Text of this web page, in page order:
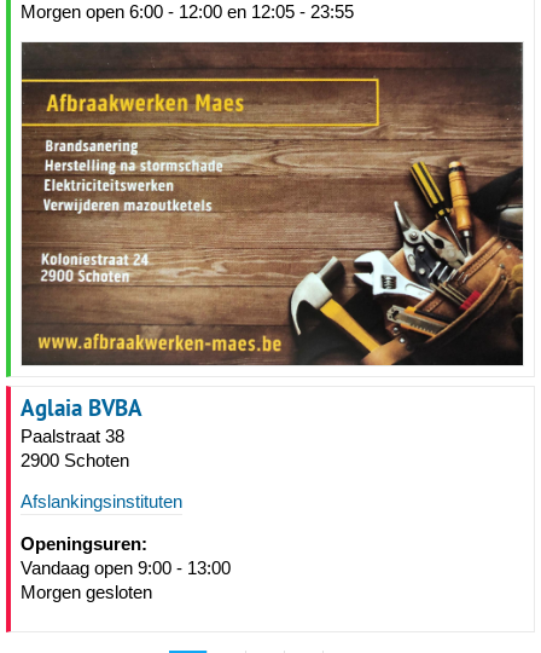
Morgen open 6:00 - 12:00 en 12:05 - 23:55
Aglaia BVBA
Paalstraat 38
2900 Schoten
Afslankingsinstituten
Openingsuren:
Vandaag open 9:00 - 13:00
Morgen gesloten